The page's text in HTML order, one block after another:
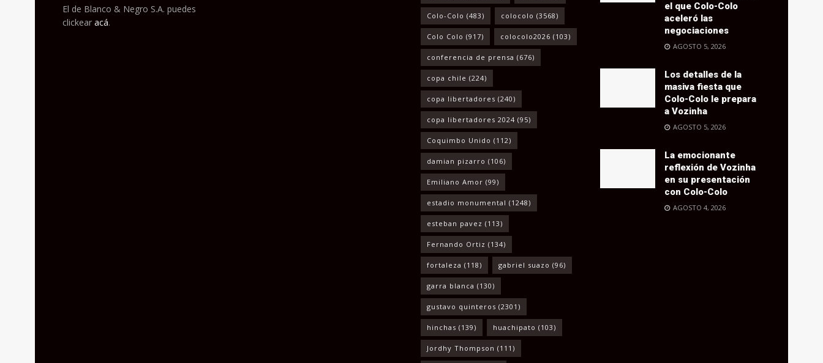
El de Blanco & Negro S.A. puedes
clickear acá.
Colo-Colo (483) colocolo (3568)
Colo Colo (917) colocolo2026 (103)
conferencia de prensa (676)
copa chile (224)
copa libertadores (240)
copa libertadores 2024 (95)
Coquimbo Unido (112)
damian pizarro (106)
Emiliano Amor (99)
estadio monumental (1248)
esteban pavez (113)
Fernando Ortiz (134)
fortaleza (118) gabriel suazo (96)
garra blanca (130)
gustavo quinteros (2301)
hinchas (139) huachipato (103)
Jordhy Thompson (111)
el que Colo-Colo
aceleró las
negociaciones
AGOSTO 5, 2026
Los detalles de la
masiva fiesta que
Colo-Colo le prepara
a Vozinha
AGOSTO 5, 2026
La emocionante
reflexión de Vozinha
en su presentación
con Colo-Colo
AGOSTO 4, 2026